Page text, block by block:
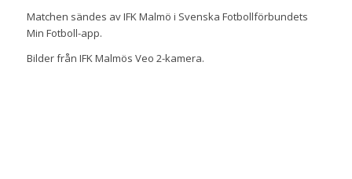
Matchen sändes av IFK Malmö i Svenska Fotbollförbundets
Min Fotboll-app.
Bilder från IFK Malmös Veo 2-kamera.